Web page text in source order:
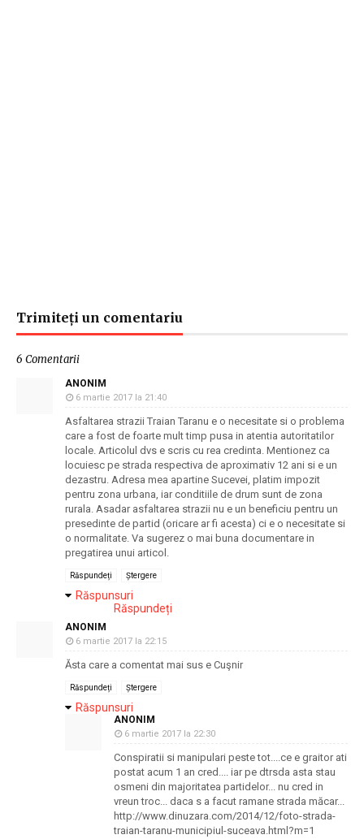
Trimiteți un comentariu
6 Comentarii
ANONIM
6 martie 2017 la 21:40
Asfaltarea strazii Traian Taranu e o necesitate si o problema
care a fost de foarte mult timp pusa in atentia autoritatilor
locale. Articolul dvs e scris cu rea credinta. Mentionez ca
locuiesc pe strada respectiva de aproximativ 12 ani si e un
dezastru. Adresa mea apartine Sucevei, platim impozit
pentru zona urbana, iar conditiile de drum sunt de zona
rurala. Asadar asfaltarea strazii nu e un beneficiu pentru un
presedinte de partid (oricare ar fi acesta) ci e o necesitate si
o normalitate. Va sugerez o mai buna documentare in
pregatirea unui articol.
Răspundeți Ștergere
Răspunsuri
Răspundeți
ANONIM
6 martie 2017 la 22:15
Ăsta care a comentat mai sus e Cuşnir
Răspundeți Ștergere
Răspunsuri
ANONIM
6 martie 2017 la 22:30
Conspiratii si manipulari peste tot....ce e graitor ati
postat acum 1 an cred.... iar pe dtrsda asta stau
osmeni din majoritatea partidelor... nu cred in
vreun troc... daca s a facut ramane strada măcar...
http://www.dinuzara.com/2014/12/foto-strada-
traian-taranu-municipiul-suceava.html?m=1